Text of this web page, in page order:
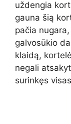
uždengia
gauna šią
pačia
galvosūkio
klaidą,
negali
surinkęs